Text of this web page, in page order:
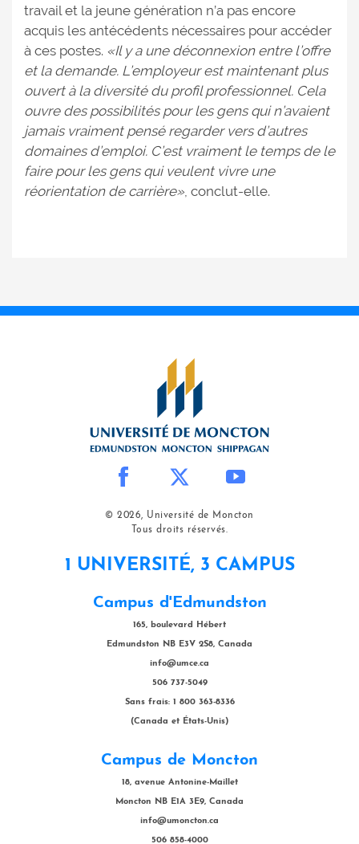
travail et la jeune génération n’a pas encore
acquis les antécédents nécessaires pour accéder
à ces postes. «Il y a une déconnexion entre l’offre
et la demande. L’employeur est maintenant plus
ouvert à la diversité du profil professionnel. Cela
ouvre des possibilités pour les gens qui n’avaient
jamais vraiment pensé regarder vers d’autres
domaines d’emploi. C’est vraiment le temps de le
faire pour les gens qui veulent vivre une
réorientation de carrière», conclut-elle.
© 2026, Université de Moncton
Tous droits réservés.
1 UNIVERSITÉ, 3 CAMPUS
Campus d'Edmundston
165, boulevard Hébert
Edmundston NB E3V 2S8, Canada
info@umce.ca
506 737-5049
Sans frais: 1 800 363-8336
(Canada et États-Unis)
Campus de Moncton
18, avenue Antonine-Maillet
Moncton NB E1A 3E9, Canada
info@umoncton.ca
506 858-4000